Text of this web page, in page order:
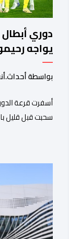
دوري
يواجه
بواسطة
أسفرت قرعة
سحبت قبل قليل
نهضة بركان على
الغامبي، حيث